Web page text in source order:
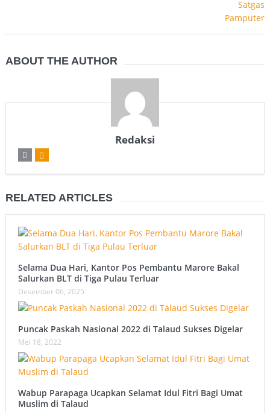
ABOUT THE AUTHOR
Redaksi
RELATED ARTICLES
Selama Dua Hari, Kantor Pos Pembantu Marore Bakal
Salurkan BLT di Tiga Pulau Terluar ‎
Desember 06, 2025
Puncak Paskah Nasional 2022 di Talaud Sukses Digelar
Mei 18, 2022
Wabup Parapaga Ucapkan Selamat Idul Fitri Bagi Umat
Muslim di Talaud